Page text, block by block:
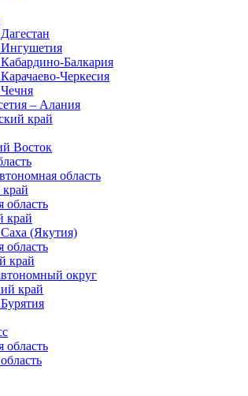
Балкария
Черкесия
– Алания
край
Восток
область
область
край
(Якутия)
область
край
округ
край
область